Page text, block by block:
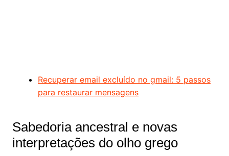
Recuperar email excluído no gmail: 5 passos
para restaurar mensagens
Sabedoria ancestral e novas
interpretações do olho grego